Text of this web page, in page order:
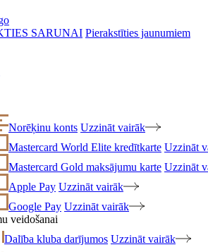
SARUNAI Pierakstīties jaunumiem
Norēķinu konts Uzzināt vairāk
Mastercard World Elite kredītkarte Uzzināt
Mastercard Gold maksājumu karte Uzzināt
Apple Pay Uzzināt vairāk
Google Pay Uzzināt vairāk
veidošanai
Dalība kluba darījumos Uzzināt vairāk